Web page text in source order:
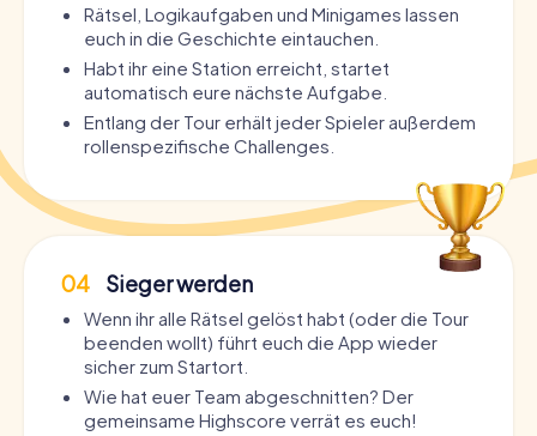
Rätsel, Logikaufgaben und Minigames lassen
euch in die Geschichte eintauchen.
Habt ihr eine Station erreicht, startet
automatisch eure nächste Aufgabe.
Entlang der Tour erhält jeder Spieler außerdem
rollenspezifische Challenges.
04 Sieger werden
Wenn ihr alle Rätsel gelöst habt (oder die Tour
beenden wollt) führt euch die App wieder
sicher zum Startort.
Wie hat euer Team abgeschnitten? Der
gemeinsame Highscore verrät es euch!